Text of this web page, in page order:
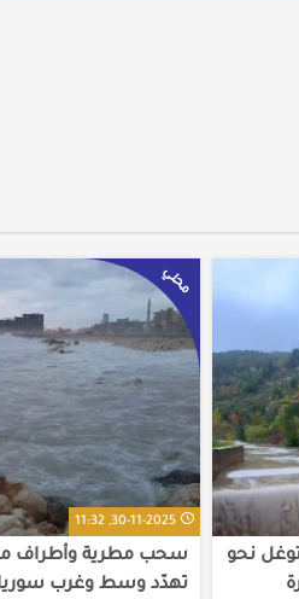
نحو
محلي
30-11-2025, 11:32
سحب مطرية وأطراف
تهدّد وسط وغرب